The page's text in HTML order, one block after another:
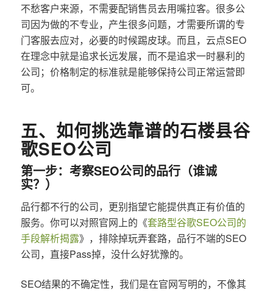
不愁客户来源，不需要配销售员去用嘴拉客。很多公
司因为做的不专业，产生很多问题，才需要所谓的专
门客服去应对，必要的时候踢皮球。而且，云点SEO
在理念中就是追求长远发展，而不是追求一时暴利的
公司；价格制定的标准就是能够保持公司正常运营即
可。
五、如何挑选靠谱的石楼县谷
歌SEO公司
第一步：考察SEO公司的品行（谁诚
实？）
品行都不行的公司，更别指望它能提供真正有价值的
服务。你可以对照官网上的《套路型谷歌SEO公司的
手段解析揭露》，排除掉玩弄套路，品行不端的SEO
公司，直接Pass掉，没什么好犹豫的。
SEO结果的不确定性，我们是在官网写明的，不像其